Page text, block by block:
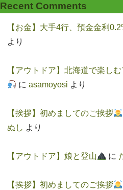
Recent Comments
【お金】大手4行、預金金利
より
【アウトドア】北海道で楽し
に asamoyosi より
【挨拶】初めましてのご挨拶
ぬし より
【アウトドア】娘と登山 に
【挨拶】初めましてのご挨拶